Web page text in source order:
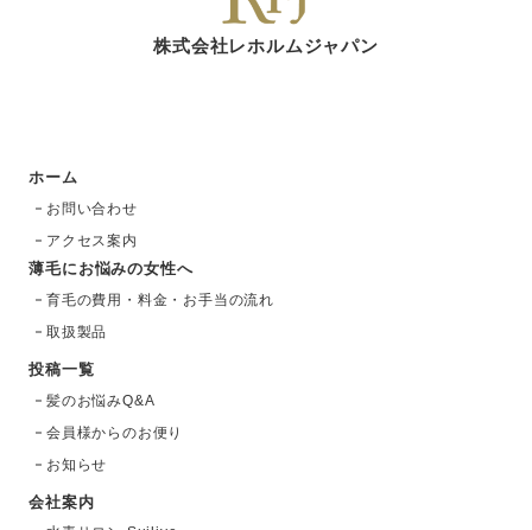
株式会社レホルムジャパン
ホーム
お問い合わせ
アクセス案内
薄毛にお悩みの女性へ
育毛の費用・料金・お手当の流れ
取扱製品
投稿一覧
髪のお悩みQ&A
会員様からのお便り
お知らせ
会社案内